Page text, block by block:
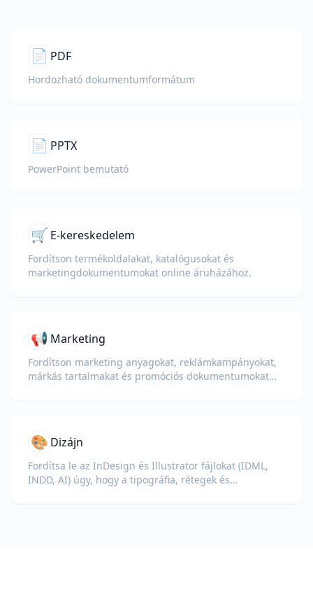
📄 PDF
Hordozható dokumentumformátum
📄 PPTX
PowerPoint bemutató
🛒 E-kereskedelem
Fordítson termékoldalakat, katalógusokat és
marketingdokumentumokat online áruházához.
📢 Marketing
Fordítson marketing anyagokat, reklámkampányokat,
márkás tartalmakat és promóciós dokumentumokat
🎨 Dizájn
Fordítsa le az InDesign és Illustrator fájlokat (IDML,
INDD, AI) úgy, hogy a tipográfia, rétegek és